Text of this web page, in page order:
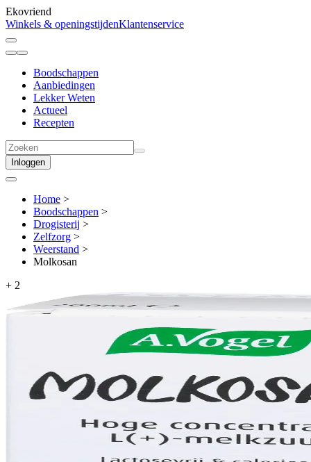
Ekovriend
Winkels & openingstijdenKlantenservice
Boodschappen
Aanbiedingen
Lekker Weten
Actueel
Recepten
Inloggen
Home >
Boodschappen >
Drogisterij >
Zelfzorg >
Weerstand >
Molkosan
+ 2